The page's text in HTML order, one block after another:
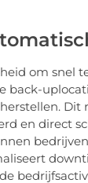
om snel
back-
Dit
en direct